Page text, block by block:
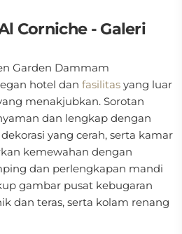
Corniche - Galeri
Garden Dammam
hotel dan fasilitas yang luar
menakjubkan. Sorotan
dan lengkap dengan
yang cerah, serta kamar
kemewahan dengan
dan perlengkapan mandi
gambar pusat kebugaran
dan teras, serta kolam renang